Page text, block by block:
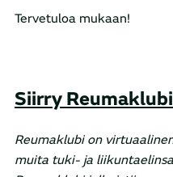
Tervetuloa mukaan!
Siirry
Reumaklubi on
muita tuki- ja